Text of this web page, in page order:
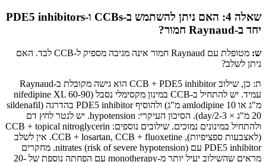
שאלה 4: האם ניתן להשתמש ב-CCBs ו-PDE5 inhibitors
יחד ב-Raynaud חמור?
ש:
מטופלת עם Raynaud חמור אינה מגיבה מספיק ל-CCB לבד. האם
ניתן לשלב?
ת: כן, שילוב CCB + PDE5 inhibitor הוא גישה מקובלת ב-Raynaud
עמיד. יש להתחיל ב-CCB במינון מקסימלי נסבל (nifedipine XL 60-90
מ"ג או amlodipine 10 מ"ג) ולהוסיף PDE5 inhibitor בהדרגה (sildenafil
20 מ"ג × 2-3/day). הסיכון העיקרי: hypotension. יש לנטר לחץ דם
ולהתחיל במינונים נמוכים. שילובים נוספים: CCB + topical nitroglycerin
(לאצבעות ספציפיות), CCB + losartan, CCB + fluoxetine. אין לשלב
PDE5 inhibitor עם nitrates (risk of severe hypotension). מחקרים
מראים שהשילוב יעיל יותר מ-monotherapy עם הפחתה נוספת של 20-